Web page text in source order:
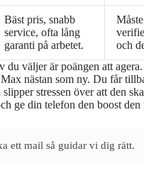
Bäst pris, snabb
service, ofta lång
garanti på arbetet.
och
du väljer är poängen att
nästan som ny. Du får
stressen över att den
ge din telefon den boost den
ett mail så guidar vi dig rätt.